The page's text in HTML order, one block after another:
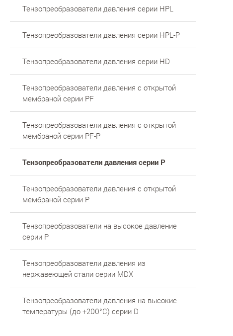
Тензопреобразователи давления серии HPL
Тензопреобразователи давления серии HPL-P
Тензопреобразователи давления серии HD
Тензопреобразователи давления с открытой
мембраной серии PF
Тензопреобразователи давления с открытой
мембраной серии PF-P
Тензопреобразователи давления серии P
Тензопреобразователи давления с открытой
мембраной серии Р
Тензопреобразователи на высокое давление
серии Р
Тензопреобразователи давления из
нержавеющей стали серии MDX
Тензопреобразователи давления на высокие
температуры (до +200°С) серии D